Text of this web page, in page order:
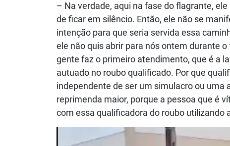
– Na verdade, aqui na fase do flagrante,
de ficar em silêncio. Então, ele não se
intenção para que seria servida essa
ele não quis abrir para nós ontem durante
gente faz o primeiro atendimento, que é a
autuado no roubo qualificado. Por que
independente de ser um simulacro ou uma
reprimenda maior, porque a pessoa que é
com essa qualificadora do roubo utilizando